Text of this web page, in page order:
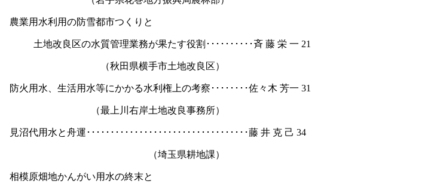
農業用水利用の防雪都市つくりと
土地改良区の水質管理業務が果たす役割･･････････斉 藤 栄 一 21
（秋田県横手市土地改良区）
防火用水、生活用水等にかかる水利権上の考察････････佐々木 芳一 31
（最上川右岸土地改良事務所）
見沼代用水と舟運･･････････････････････････････････藤 井 克 己 34
（埼玉県耕地課）
相模原畑地かんがい用水の終末と